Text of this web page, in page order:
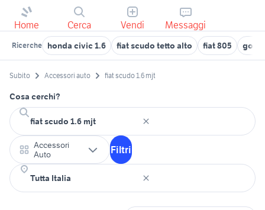
Home Cerca Vendi Messaggi
Ricerche honda civic 1.6 fiat scudo tetto alto fiat 805 golf
Subito Accessori auto fiat scudo 1.6 mjt
Cosa cerchi?
Accessori
Auto
Filtri